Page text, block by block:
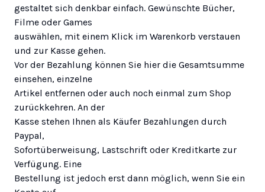
gestaltet sich denkbar einfach. Gewünschte Bücher,
Filme oder Games
auswählen, mit einem Klick im Warenkorb verstauen
und zur Kasse gehen.
Vor der Bezahlung können Sie hier die Gesamtsumme
einsehen, einzelne
Artikel entfernen oder auch noch einmal zum Shop
zurückkehren. An der
Kasse stehen Ihnen als Käufer Bezahlungen durch
Paypal,
Sofortüberweisung, Lastschrift oder Kreditkarte zur
Verfügung. Eine
Bestellung ist jedoch erst dann möglich, wenn Sie ein